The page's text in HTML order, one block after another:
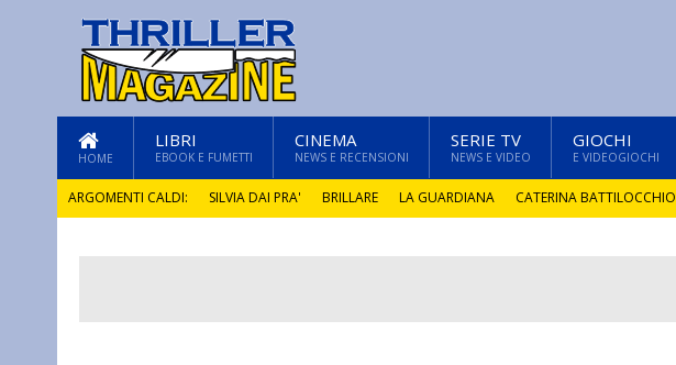
HOME
LIBRI
EBOOK E FUMETTI
CINEMA
NEWS E RECENSIONI
SERIE TV
NEWS E VIDEO
GIOCHI
E VIDEOGIOCHI
ARGOMENTI CALDI: SILVIA DAI PRA' BRILLARE LA GUARDIANA CATERINA BATTILOCCHIO